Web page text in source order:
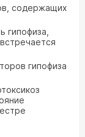
содержащих
гипофиза,
гипофиза